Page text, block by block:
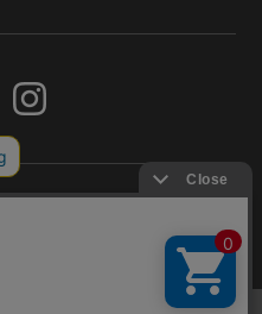
Ltd.All rights Reserved.